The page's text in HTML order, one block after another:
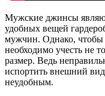
Мужские джинсы
удобных вещей
мужчин. Однако, чтобы
необходимо учесть не
размер. Ведь
испортить внешний
неудобным.